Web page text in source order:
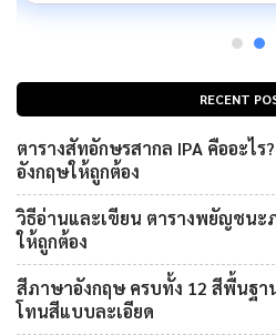
RECENT
ตารางสัทอักษรสากล IPA คืออะไร
อังกฤษให้ถูกต้อง
วิธีอ่านและเขียน ตารางพยัญชนะ
ให้ถูกต้อง
สีภาษาอังกฤษ ครบทั้ง 12 สีพื้นฐ
โทนสีแบบละเอียด